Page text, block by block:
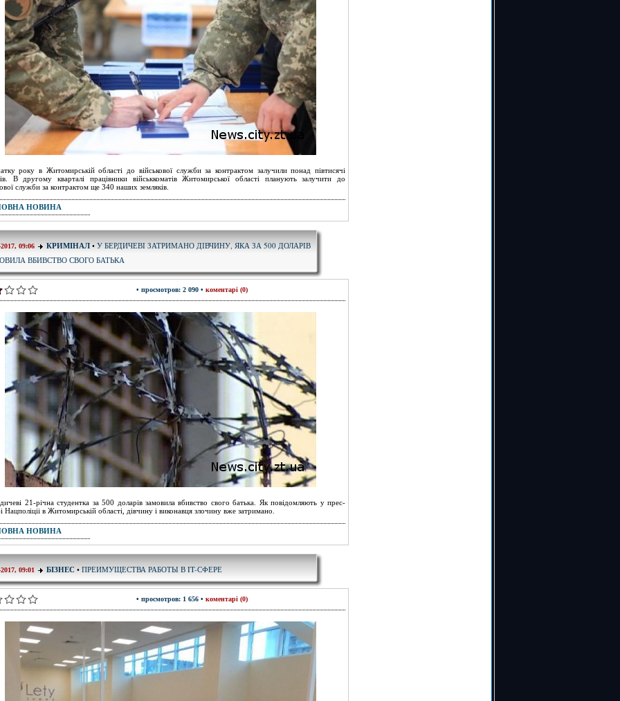
року в Житомирській області до військової служби за контрактом залучили понад півтисячі
В другому кварталі працівники військкоматів Житомирської області планують залучити до
служби за контрактом ще 340 наших земляків.
НОВИНА
09:06 КРИМІНАЛ • У БЕРДИЧЕВІ ЗАТРИМАНО ДІВЧИНУ, ЯКА ЗА 500 ДОЛАРІВ
ВБИВСТВО СВОГО БАТЬКА
• просмотров: 2 090 • коментарі (0)
21-річна студентка за 500 доларів замовила вбивство свого батька. Як повідомляють у прес-
Нацполіціі в Житомирській області, дівчину і виконавця злочину вже затримано.
НОВИНА
09:01 БІЗНЕС • ПРЕИМУЩЕСТВА РАБОТЫ В IT-СФЕРЕ
• просмотров: 1 656 • коментарі (0)